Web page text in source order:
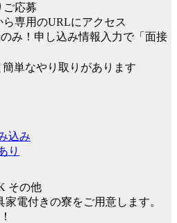
ご応募
ら専用のURLにアクセス
み！申し込み情報入力で「面接
単なやり取りがあります
込み
り
その他
家電付きの寮をご用意します。